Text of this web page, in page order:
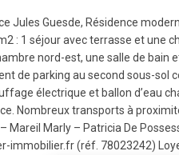
Jules Guesde, Résidence
: 1 séjour avec terrasse et une
nord-est, une salle de bain
de parking au second sous-sol
électrique et ballon d’eau
Nombreux transports à
Mareil Marly – Patricia De
immobilier.fr (réf. 78023242)